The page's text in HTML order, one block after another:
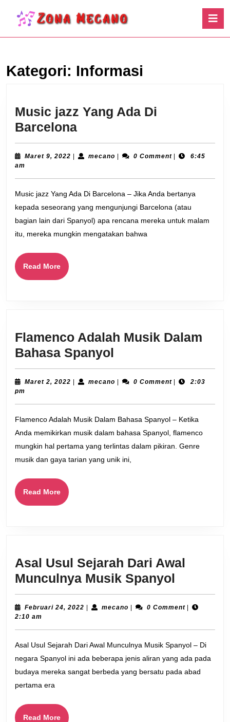
content
Kategori: Informasi
Music jazz Yang Ada Di
BarcelonaMusic
jazz
Yang
Di
Barcelona
Maret 9, 2022 Maretmecanomecano0 Comment
6:45
am
Music jazz Yang Ada Di Barcelona – Jika Anda bertanya
kepada seseorang yang mengunjungi Barcelona (atau
bagian lain dari Spanyol) apa rencana mereka untuk malam
itu, mereka mungkin mengatakan bahwa
Read MoreRead
More
Flamenco Adalah Musik Dalam
Bahasa Spanyol
Adalah
Musik
Bahasa
Spanyol
Maret 2, 2022 Maretmecanomecano0 Comment
2:03
pm
Flamenco Adalah Musik Dalam Bahasa Spanyol – Ketika
Anda memikirkan musik dalam bahasa Spanyol, flamenco
mungkin hal pertama yang terlintas dalam pikiran. Genre
musik dan gaya tarian yang unik ini,
Read MoreRead
More
Asal Usul Sejarah Dari Awal
Munculnya Musik Spanyol
Usul
Sejarah
Awal
Musik
Februari 24, 2022 Februarimecanomecano0 Comment
2:10 am
Asal Usul Sejarah Dari Awal Munculnya Musik Spanyol – Di
negara Spanyol ini ada beberapa jenis aliran yang ada pada
budaya mereka sangat berbeda yang bersatu pada abad
pertama era
Read MoreRead